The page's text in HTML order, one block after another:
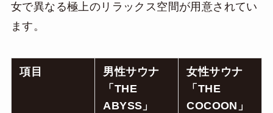
女で異なる極上のリラックス空間が用意されてい
ます。
項目
男性サウナ
「THE
ABYSS」
女性サウナ
「THE
COCOON」